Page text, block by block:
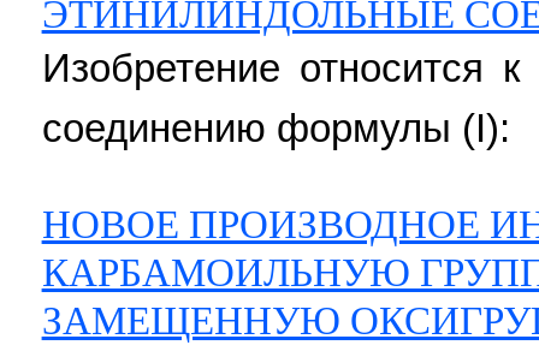
ЭТИНИЛИНДОЛЬНЫЕ
Изобретение относится
соединению формулы (I):
НОВОЕ ПРОИЗВОДНОЕ
КАРБАМОИЛЬНУЮ
ЗАМЕЩЕННУЮ